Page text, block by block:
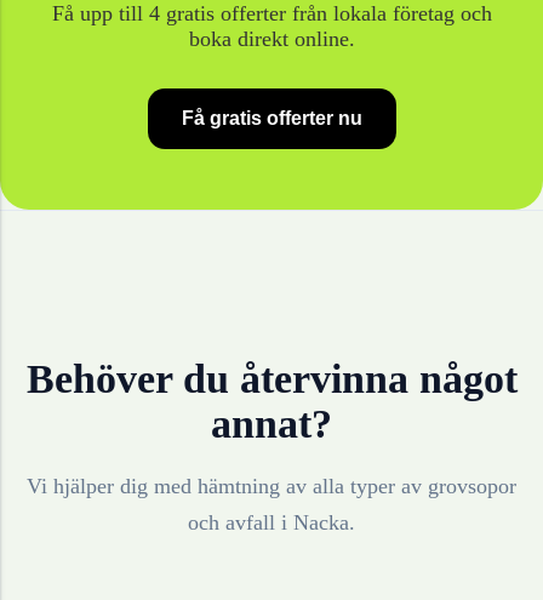
Få upp till 4 gratis offerter från lokala företag och
boka direkt online.
Få gratis offerter nu
Behöver du återvinna något
annat?
Vi hjälper dig med hämtning av alla typer av grovsopor
och avfall i Nacka.